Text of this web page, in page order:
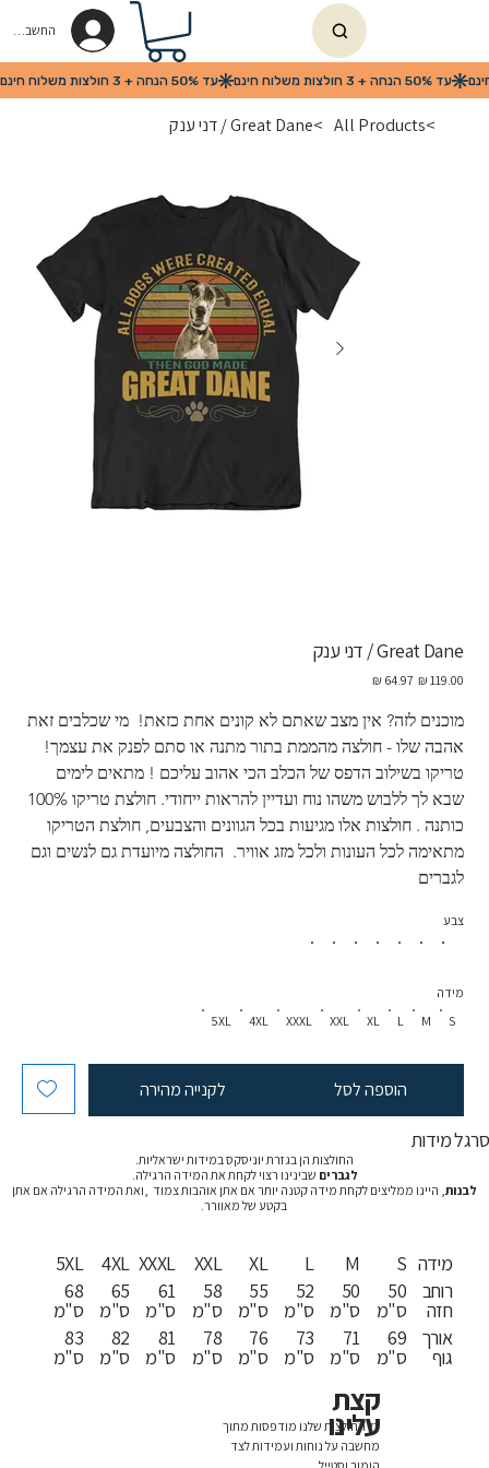
החשבון שלי
>
All Products
>Great Dane / דני ענק
Great Dane / דני ענק
מחיר
מחיר
‏64.97 ‏₪
מוכנים לזה? אין מצב שאתם לא קונים אחת כזאת!  מי שכלבים זאת
אהבה שלו - חולצה מהממת בתור מתנה או סתם לפנק את עצמך!
טריקו בשילוב הדפס של הכלב הכי אהוב עליכם ! מתאים לימים
כותנה . חולצות אלו מגיעות בכל הגוונים והצבעים, חולצת הטריקו
מתאימה לכל העונות ולכל מזג אוויר.  החולצה מיועדת גם לנשים וגם
לגברים
צבע
S
M
L
XL
XXL
XXXL
4XL
5XL
מידה
הוספה לסל לקנייה מהירה
סרגל מידות
החולצות הן בגזרת יוניסקס במידות ישראליות.
לגברים שבינינו רצוי לקחת את המידה הרגילה.
לבנות, היינו ממליצים לקחת מידה קטנה יותר אם אתן אוהבות צמוד ,ואת המידה הרגילה אם אתן
בקטע של מאוורר.
5XL
68
ס"מ
83
ס"מ
4XL
65
ס"מ
82
ס"מ
XXXL
61
ס"מ
81
ס"מ
XXL
58
ס"מ
78
ס"מ
XL
55
ס"מ
76
ס"מ
L
52
ס"מ
73
ס"מ
M
50
ס"מ
71
ס"מ
S
50
ס"מ
69
ס"מ
מידה
רוחב
חזה
אורך
גוף
כל החולצות שלנו מודפסות מתוך
מחשבה על נוחות ועמידות לצד
הומור וסטייל
קצת
עלינו